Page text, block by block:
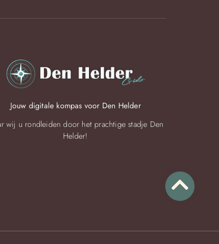
Jouw digitale kompas voor Den Helder
wij u rondleiden door het prachtige stadje Den
Helder!